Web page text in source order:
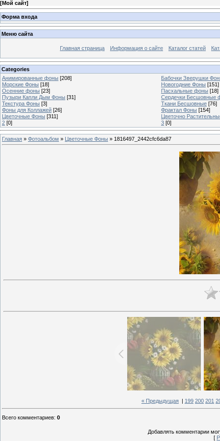
[Мой сайт]
Форма входа
Меню сайта
Главная страница Информация о сайте Каталог статей
Categories
Анимированные фоны [208]
Бабочки Зверушки
Морские Фоны [18] Новогодние Фоны [151]
Осенние фоны [23] Пасхальные фоны [18]
Пузыри Капли Дым Фоны [31]
Сердечки Бесшовные
Текстура Фоны [3] Ткани Бесшовные [76]
Фоны для Коллажей [26] Фрактал Фоны [154]
Цветочные Фоны [311]
Цветочно
2 [0] 3 [0]
Главная » Фотоальбом » Цветочные Фоны » 1816497_2442cfc6da87
« Предыдущая 199 200 201
Всего комментариев: 0
Добавлять комментарии
[